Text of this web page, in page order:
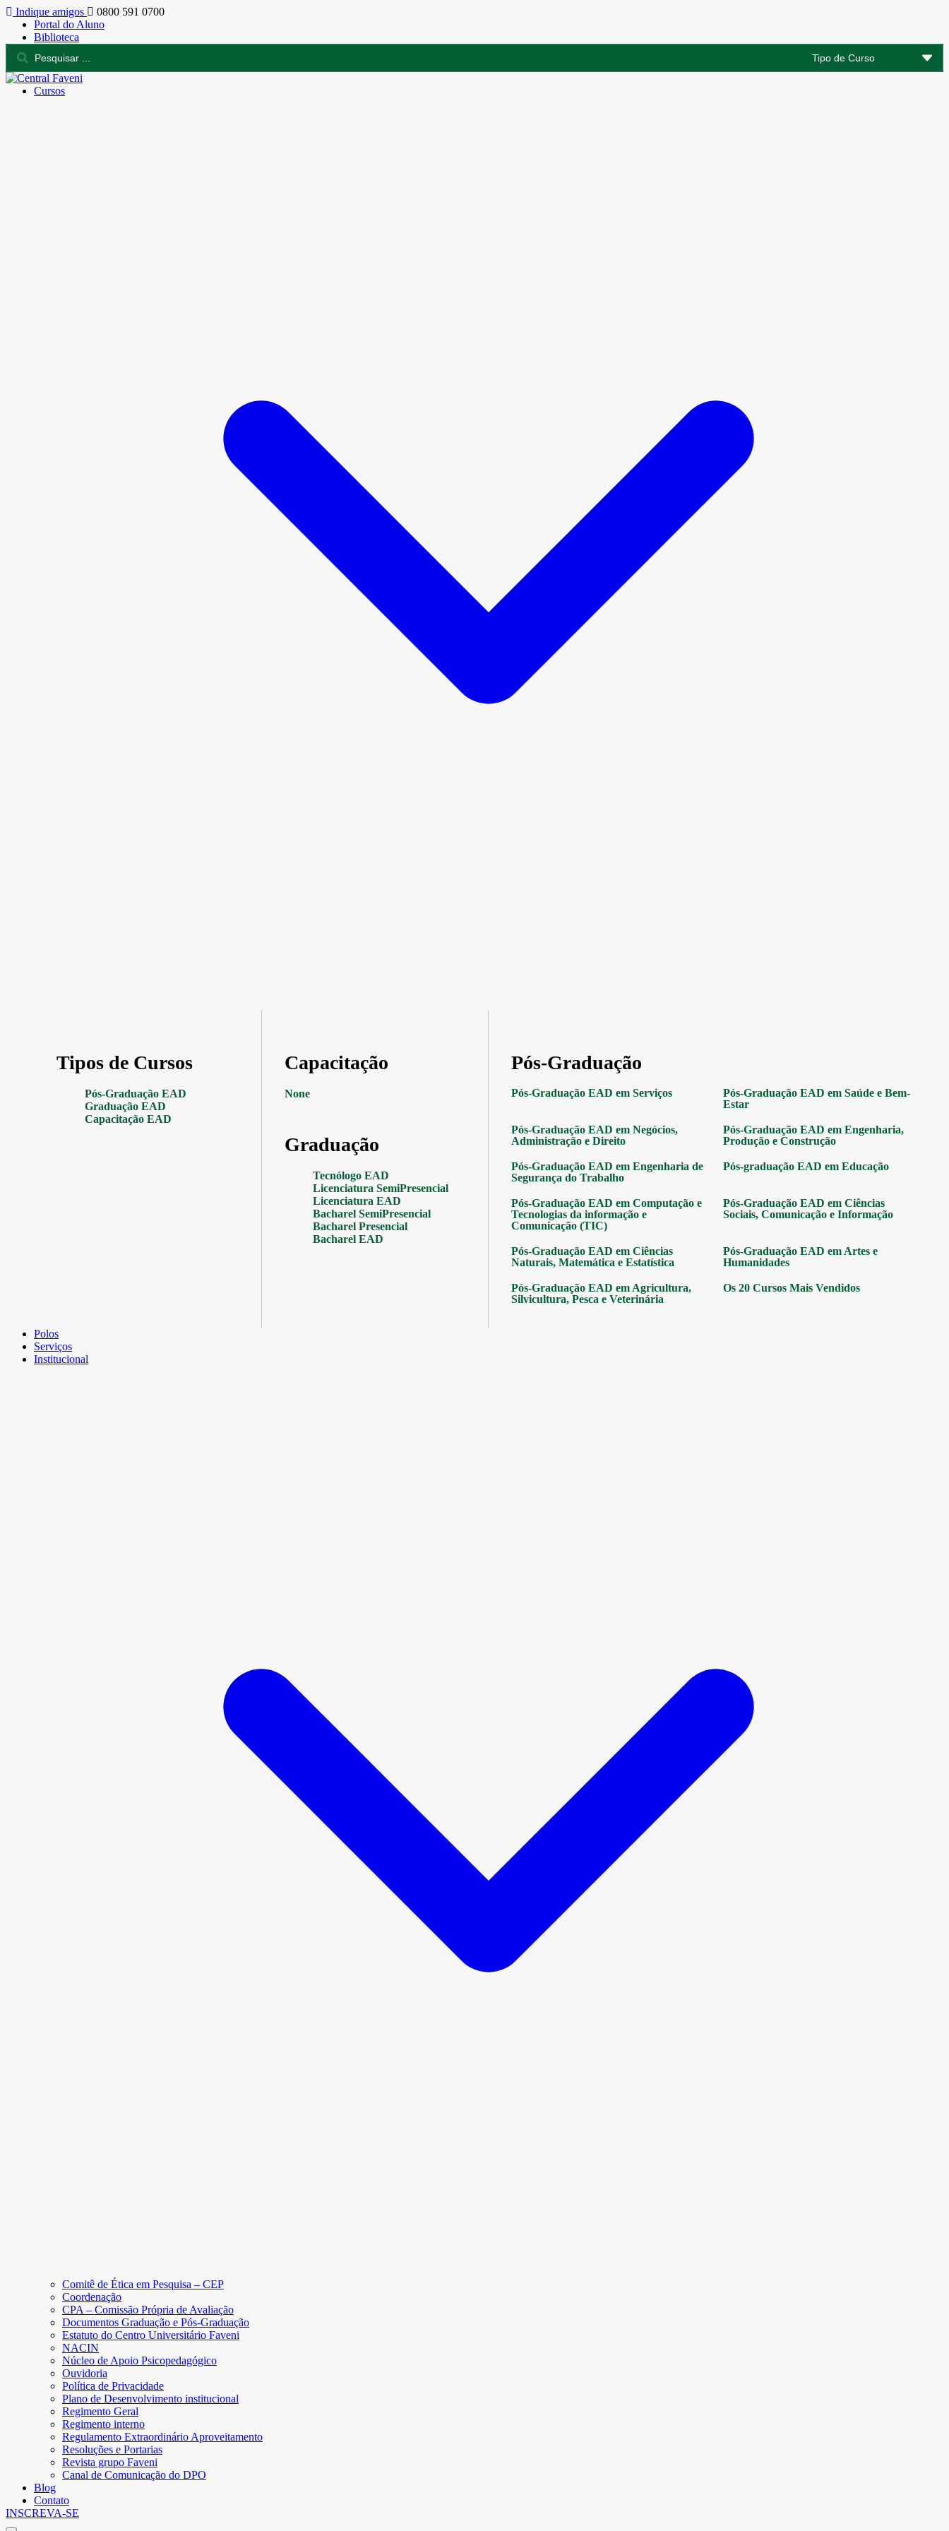
Indique amigos
0800 591 0700
Portal do Aluno
Biblioteca
Cursos
Tipos de Cursos
Pós-Graduação EAD
Graduação EAD
Capacitação EAD
Capacitação
None
Graduação
Tecnólogo EAD
Licenciatura SemiPresencial
Licenciatura EAD
Bacharel SemiPresencial
Bacharel Presencial
Bacharel EAD
Pós-Graduação
Pós-Graduação EAD em Serviços
Pós-Graduação EAD em Saúde e Bem-
Estar
Pós-Graduação EAD em Negócios,
Administração e Direito
Pós-Graduação EAD em Engenharia,
Produção e Construção
Pós-Graduação EAD em Engenharia de
Segurança do Trabalho
Pós-graduação EAD em Educação
Pós-Graduação EAD em Computação e
Tecnologias da informação e
Comunicação (TIC)
Pós-Graduação EAD em Ciências
Sociais, Comunicação e Informação
Pós-Graduação EAD em Ciências
Naturais, Matemática e Estatística
Pós-Graduação EAD em Artes e
Humanidades
Pós-Graduação EAD em Agricultura,
Silvicultura, Pesca e Veterinária
Os 20 Cursos Mais Vendidos
Polos
Serviços
Institucional
Comitê de Ética em Pesquisa – CEP
Coordenação
CPA – Comissão Própria de Avaliação
Documentos Graduação e Pós-Graduação
Estatuto do Centro Universitário Faveni
NACIN
Núcleo de Apoio Psicopedagógico
Ouvidoria
Política de Privacidade
Plano de Desenvolvimento institucional
Regimento Geral
Regimento interno
Regulamento Extraordinário Aproveitamento
Resoluções e Portarias
Revista grupo Faveni
Canal de Comunicação do DPO
Blog
Contato
INSCREVA-SE